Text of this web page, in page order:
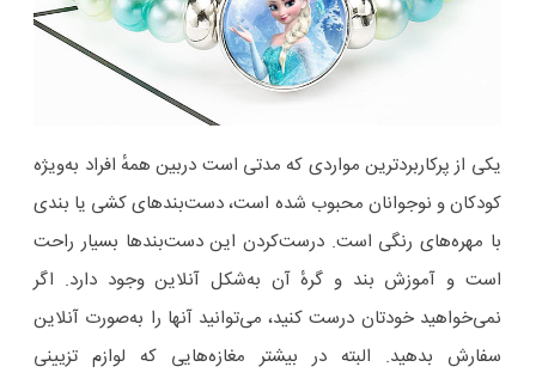
یکی از پرکاربردترین مواردی‌ که مدتی است دربین همهٔ افراد به‌ویژه
کودکان و نوجوانان محبوب شده است، دست‌بندهای کشی یا بندی
با مهره‌های رنگی است. درست‌کردن این دست‌بندها بسیار راحت
است و آموزش بند و گرهٔ آن به‌شکل آنلاین وجود دارد. اگر
نمی‌خواهید خودتان درست کنید، می‌توانید آنها را به‌صورت آنلاین
سفارش بدهید. البته در بیشتر مغازه‌هایی‌ که لوازم تزیینی